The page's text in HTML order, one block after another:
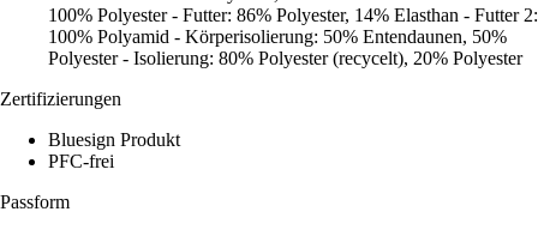
100% Polyester - Futter: 86% Polyester, 14% Elasthan - Futter 2:
100% Polyamid - Körperisolierung: 50% Entendaunen, 50%
Polyester - Isolierung: 80% Polyester (recycelt), 20% Polyester
Zertifizierungen
Bluesign Produkt
PFC-frei
Passform